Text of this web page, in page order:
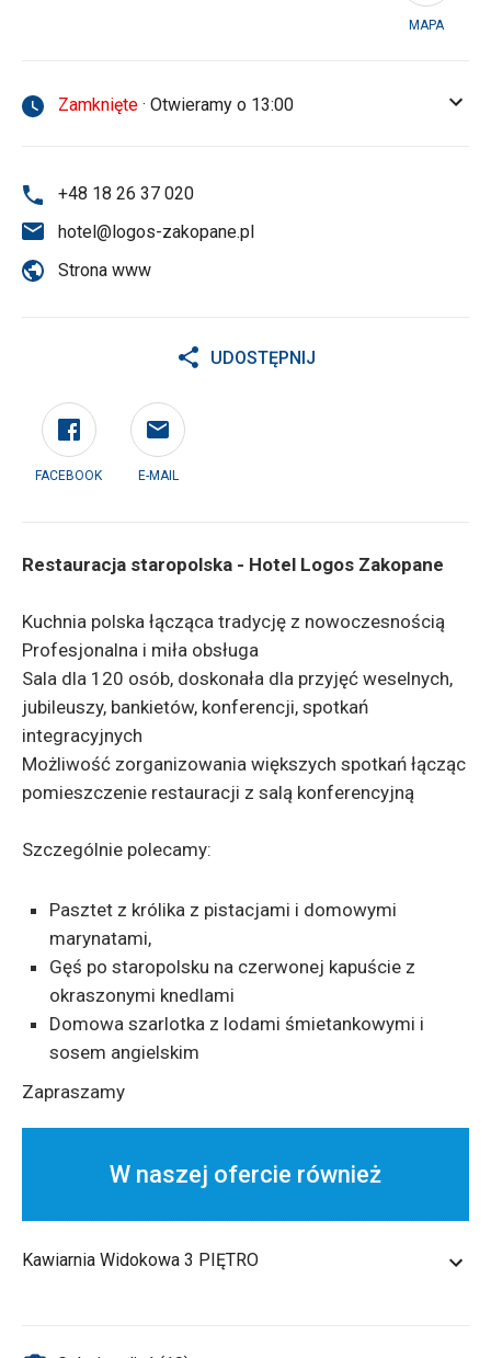
MAPA
Zamknięte · Otwieramy o 13:00
+48 18 26 37 020
hotel@logos-zakopane.pl
Strona www
UDOSTĘPNIJ
FACEBOOK E-MAIL
Restauracja staropolska - Hotel Logos Zakopane
Kuchnia polska łącząca tradycję z nowoczesnością
Profesjonalna i miła obsługa
Sala dla 120 osób, doskonała dla przyjęć weselnych,
jubileuszy, bankietów, konferencji, spotkań
integracyjnych
Możliwość zorganizowania większych spotkań łącząc
pomieszczenie restauracji z salą konferencyjną
Szczególnie polecamy:
Pasztet z królika z pistacjami i domowymi
marynatami,
Gęś po staropolsku na czerwonej kapuście z
okraszonymi knedlami
Domowa szarlotka z lodami śmietankowymi i
sosem angielskim
Zapraszamy
W naszej ofercie również
Kawiarnia Widokowa 3 PIĘTRO